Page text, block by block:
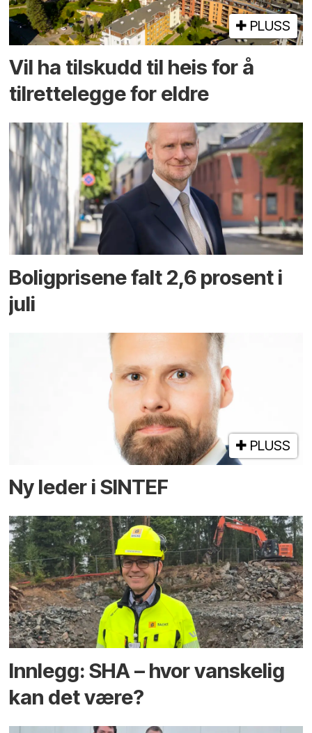
PLUSS
Vil ha tilskudd til heis for å
tilrettelegge for eldre
Boligprisene falt 2,6 prosent i
juli
PLUSS
Ny leder i SINTEF
Innlegg: SHA – hvor vanskelig
kan det være?